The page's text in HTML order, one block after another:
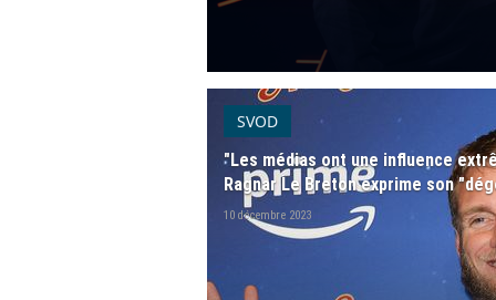
SVOD
"Les médias ont une influence
Ragnar Le Breton exprime son
10 décembre 2023